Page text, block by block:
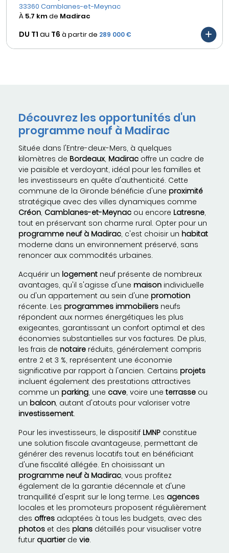
33360 Camblanes-et-Meynac
À 5.7 kmde Madirac
DU T1 au T6 à partir de 289 000 €
Découvrez les opportunités d'un
programme neuf à Madirac
Située dans l'Entre-deux-Mers, à quelques
kilomètres de Bordeaux, Madirac offre un cadre de
vie paisible et verdoyant, idéal pour les familles et
les investisseurs en quête d'authenticité. Cette
commune de la Gironde bénéficie d'une proximité
stratégique avec des villes dynamiques comme
Créon, Camblanes-et-Meynac ou encore Latresne,
tout en préservant son charme rural. Opter pour un
programme neuf à Madirac, c'est choisir un habitat
moderne dans un environnement préservé, sans
renoncer aux commodités urbaines.
Acquérir un logement neuf présente de nombreux
avantages, qu'il s'agisse d'une maison individuelle
ou d'un appartement au sein d'une promotion
récente. Les programmes immobiliers neufs
répondent aux normes énergétiques les plus
exigeantes, garantissant un confort optimal et des
économies substantielles sur vos factures. De plus,
les frais de notaire réduits, généralement compris
entre 2 et 3 %, représentent une économie
significative par rapport à l'ancien. Certains projets
incluent également des prestations attractives
comme un parking, une cave, voire uneterrasse ou
un balcon, autant d'atouts pour valoriser votre
investissement.
Pour les investisseurs, le dispositif LMNP constitue
une solution fiscale avantageuse, permettant de
générer des revenus locatifs tout en bénéficiant
d'une fiscalité allégée. En choisissant un
programme neuf à Madirac, vous profitez
également de la garantie décennale et d'une
tranquillité d'esprit sur le long terme. Les agences
locales et les promoteurs proposent régulièrement
des offres adaptées à tous les budgets, avec des
photos et des plans détaillés pour visualiser votre
futur quartierde vie.